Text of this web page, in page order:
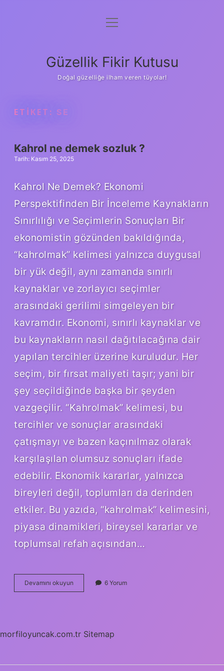
Anasayfa
Yasal Uyarı
menüyü
Güzellik Fikir Kutusu
Doğal güzelliğe ilham veren tüyolar!
ETIKET: SE
Kahrol ne demek sozluk ?
Tarih: Kasım 25, 2025
Kahrol Ne Demek? Ekonomi
Perspektifinden Bir İnceleme Kaynakların
Sınırlılığı ve Seçimlerin Sonuçları Bir
ekonomistin gözünden bakıldığında,
“kahrolmak” kelimesi yalnızca duygusal
bir yük değil, aynı zamanda sınırlı
kaynaklar ve zorlayıcı seçimler
arasındaki gerilimi simgeleyen bir
kavramdır. Ekonomi, sınırlı kaynaklar ve
bu kaynakların nasıl dağıtılacağına dair
yapılan tercihler üzerine kuruludur. Her
seçim, bir fırsat maliyeti taşır; yani bir
şey seçildiğinde başka bir şeyden
vazgeçilir. “Kahrolmak” kelimesi, bu
tercihler ve sonuçlar arasındaki
çatışmayı ve bazen kaçınılmaz olarak
karşılaşılan olumsuz sonuçları ifade
edebilir. Ekonomik kararlar, yalnızca
bireyleri değil, toplumları da derinden
etkiler. Bu yazıda, “kahrolmak” kelimesini,
piyasa dinamikleri, bireysel kararlar ve
toplumsal refah açısından…
Devamını okuyun
ne
6 Yorum
morfiloyuncak.com.tr Sitemap